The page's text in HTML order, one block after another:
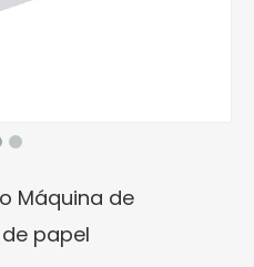
Máquina de
papel